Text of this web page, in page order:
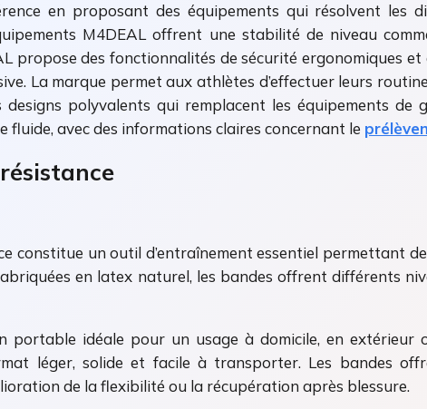
en proposant des équipements qui résolvent les
M4DEAL offrent une stabilité de niveau
propose des fonctionnalités de sécurité ergonomiques
La marque permet aux athlètes d’effectuer leurs
polyvalents qui remplacent les équipements de
fluide, avec des informations claires concernant le
constitue un outil d’entraînement essentiel permettant
en latex naturel, les bandes offrent différents
portable idéale pour un usage à domicile, en extérieur
léger, solide et facile à transporter. Les bandes
de la flexibilité ou la récupération après blessure.